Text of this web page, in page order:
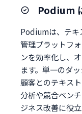
Podium
Podiumは、テキ
管理プラットフ
ンを効率化し、
ます。単一のダ
顧客とのテキス
分析や競合ベン
ジネス改善に役